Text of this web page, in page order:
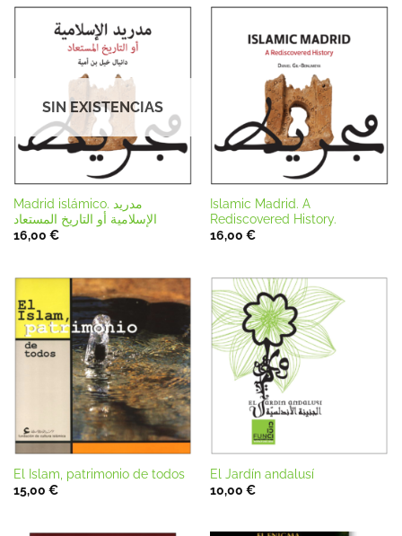
SIN EXISTENCIAS
Madrid islámico. مدريد‭
‬الإسلامية أو‭ ‬التاريخ‭ ‬المستعاد
16,00 €
Islamic Madrid. A
Rediscovered History.
16,00 €
El Islam, patrimonio de todos
15,00 €
El Jardín andalusí
10,00 €